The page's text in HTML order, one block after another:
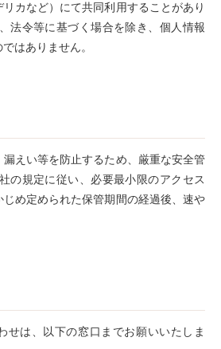
カなど）にて共同利用することがあり
法令等に基づく場合を除き、個人情報
はありません。
えい等を防止するため、厳重な安全管
の規定に従い、必要最小限のアクセス
め定められた保管期間の経過後、速や
せは、以下の窓口までお願いいたしま